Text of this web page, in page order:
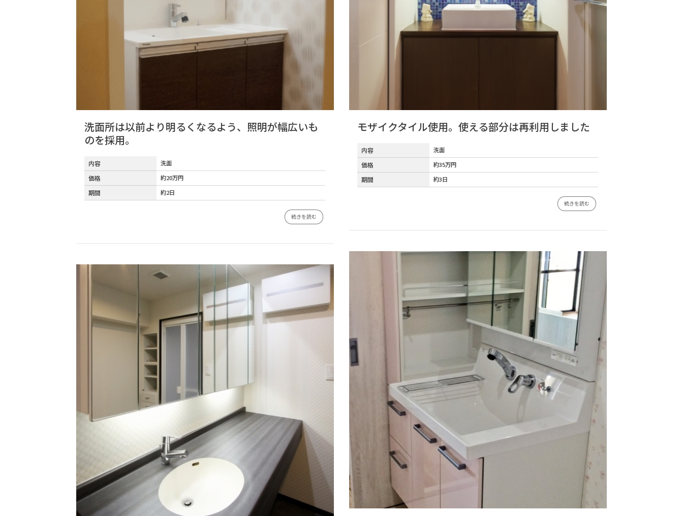
洗面所は以前より明るくなるよう、照明が幅広いも
のを採用。
内容 洗面
価格 約20万円
期間 約2日
続きを読む
モザイクタイル使用。使える部分は再利用しました
内容 洗面
価格 約35万円
期間 約3日
続きを読む